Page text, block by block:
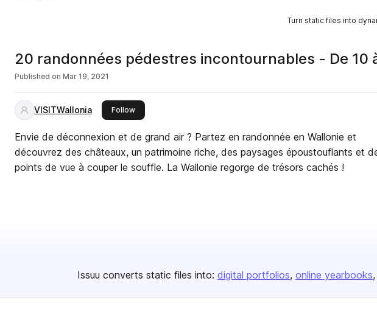
Turn static files into
20 randonnées pédestres incontournables - De 10
Published on Mar 19, 2021
VISITWallonia Followthis publisher
Envie de déconnexion et de grand air ? Partez en randonnée en Wallonie et
découvrez des châteaux, un patrimoine riche, des paysages époustouflants et
points de vue à couper le souffle. La Wallonie regorge de trésors cachés !
Issuu converts static files into: digital portfolios online yearbooks